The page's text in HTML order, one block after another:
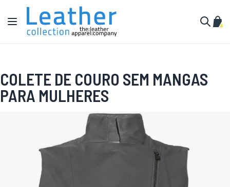
Pular para o conteúdo
Alternar Nav
COLETE DE COURO SEM MANGAS
PARA MULHERES